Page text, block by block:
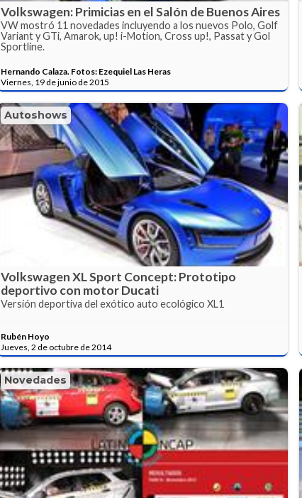
Volkswagen: Primicias en el Salón de Buenos Aires
VW mostró 11 novedades incluyendo a los nuevos Polo, Golf
Variant y GTi, Amarok, up! i-Motion, Cross up!, Passat y Gol
Sportline.
Hernando Calaza. Fotos: Ezequiel Las Heras
Viernes, 19 de junio de 2015
Autoshows
Volkswagen XL Sport Concept: Prototipo
deportivo con motor Ducati
Versión deportiva del exótico auto ecológico XL1
Rubén Hoyo
Jueves, 2 de octubre de 2014
Novedades